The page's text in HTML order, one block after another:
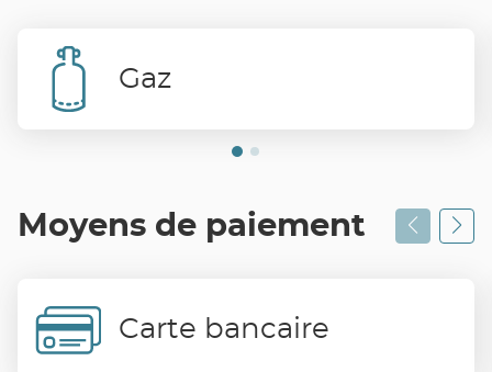
Gaz
Moyens de paiement
Carte bancaire